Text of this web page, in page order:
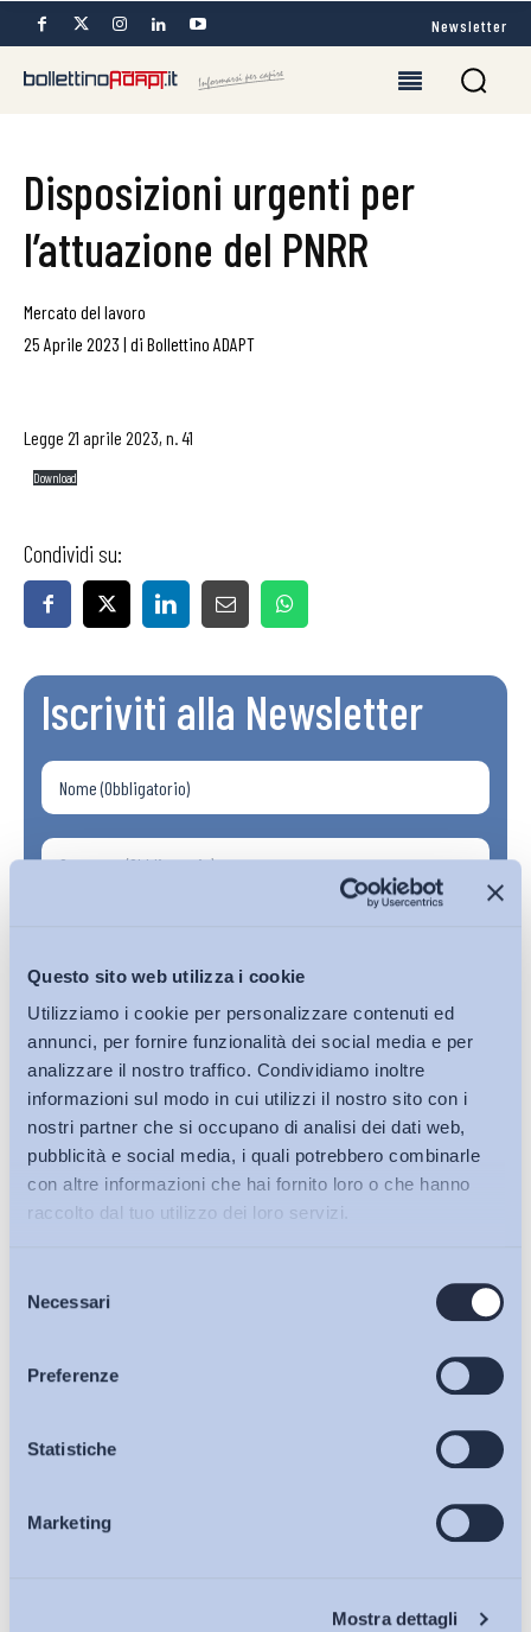
Questo sito web utilizza i cookie
Utilizziamo i cookie per personalizzare contenuti ed
annunci, per fornire funzionalità dei social media e per
analizzare il nostro traffico. Condividiamo inoltre
informazioni sul modo in cui utilizzi il nostro sito con i
nostri partner che si occupano di analisi dei dati web,
pubblicità e social media, i quali potrebbero combinarle
con altre informazioni che hai fornito loro o che hanno
raccolto dal tuo utilizzo dei loro servizi.
delNecessari
Preferenze
Statistiche
Marketing
Mostra dettagli
Bollettini ADAPT
Articoli
Osservatori
Eventi
Newsletter
Disposizioni urgenti per
l’attuazione del PNRR
Mercato del lavoro
25 Aprile 2023 | di Bollettino ADAPT
Legge 21 aprile 2023, n. 41
Download
Condividi su:
Iscriviti alla Newsletter
Ho letto e Accetto il trattamento dei dati personali descritti